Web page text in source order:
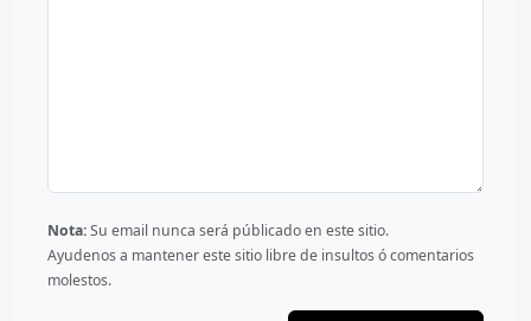
Nota:Su email nunca será públicado en este sitio.
Ayudenos a mantener este sitio libre de insultos ó comentarios
molestos.